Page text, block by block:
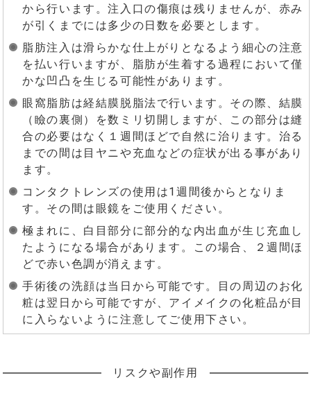
から行います。注入口の傷痕は残りませんが、赤み
が引くまでには多少の日数を必要とします。
脂肪注入は滑らかな仕上がりとなるよう細心の注意
を払い行いますが、脂肪が生着する過程において僅
かな凹凸を生じる可能性があります。
眼窩脂肪は経結膜脱脂法で行います。その際、結膜
（瞼の裏側）を数ミリ切開しますが、この部分は縫
合の必要はなく１週間ほどで自然に治ります。治る
までの間は目ヤニや充血などの症状が出る事があり
ます。
コンタクトレンズの使用は1週間後からとなりま
す。その間は眼鏡をご使用ください。
極まれに、白目部分に部分的な内出血が生じ充血し
たようになる場合があります。この場合、２週間ほ
どで赤い色調が消えます。
手術後の洗顔は当日から可能です。目の周辺のお化
粧は翌日から可能ですが、アイメイクの化粧品が目
に入らないように注意してご使用下さい。
リスクや副作用